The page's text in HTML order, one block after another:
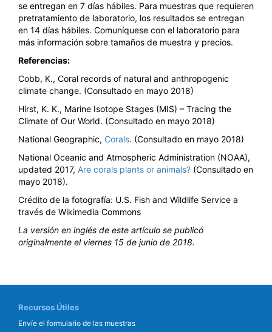
se entregan en 7 días hábiles. Para muestras que requieren
pretratamiento de laboratorio, los resultados se entregan
en 14 días hábiles. Comuníquese con el laboratorio para
más información sobre tamaños de muestra y precios.
Referencias:
Cobb, K., Coral records of natural and anthropogenic
climate change. (Consultado en mayo 2018)
Hirst, K. K., Marine Isotope Stages (MIS) – Tracing the
Climate of Our World. (Consultado en mayo 2018)
National Geographic, Corals. (Consultado en mayo 2018)
National Oceanic and Atmospheric Administration (NOAA),
updated 2017, Are corals plants or animals? (Consultado en
mayo 2018).
Crédito de la fotografía: U.S. Fish and Wildlife Service a
través de Wikimedia Commons
La versión en inglés de este artículo se publicó
originalmente el viernes 15 de junio de 2018.
Recursos Útiles
Envíe el formulario de las muestras